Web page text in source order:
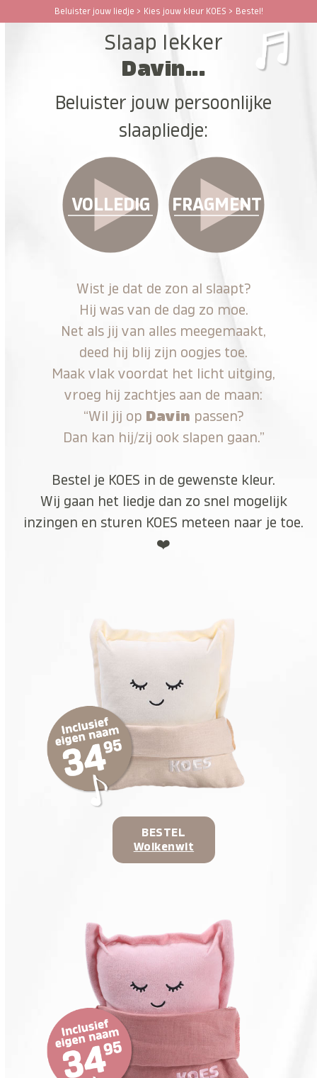
Beluister jouw liedje > Kies jouw kleur KOES > Bestel!
Open
Close
Slaap lekker
Davin...
Beluister jouw persoonlijke
slaapliedje:
VOLLEDIG FRAGMENT
Wist je dat de zon al slaapt?
Hij was van de dag zo moe.
Net als jij van alles meegemaakt,
deed hij blij zijn oogjes toe.
Maak vlak voordat het licht uitging,
vroeg hij zachtjes aan de maan:
“Wil jij op Davin passen?
Dan kan hij/zij ook slapen gaan.”
Bestel je KOES in de gewenste kleur.
Wij gaan het liedje dan zo snel mogelijk
inzingen en sturen KOES meteen naar je toe.
❤️
BESTEL
Wolkenwit